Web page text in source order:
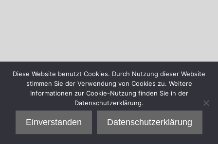
Diese Website benutzt Cookies. Durch Nutzung dieser Website
stimmen Sie der Verwendung von Cookies zu. Weitere
Informationen zur Cookie-Nutzung finden Sie in der
Datenschutzerklärung.
Einverstanden Datenschutzerklärung